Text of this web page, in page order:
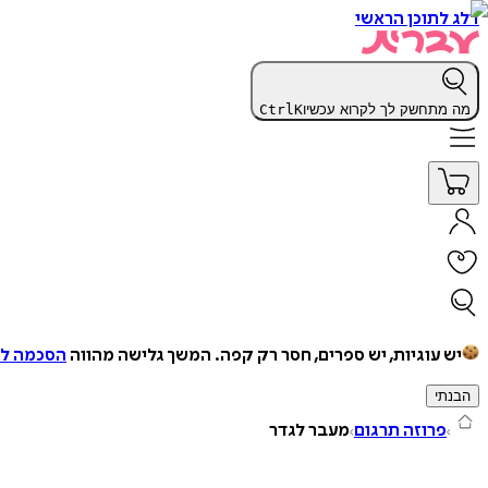
דלג לתוכן הראשי
מה מתחשק לך לקרוא עכשיו CtrlK
יש עוגיות, יש ספרים, חסר רק קפה. המשך גלישה מהווה הסכמה
הבנתי
פרוזה תרגום מעבר לגדר